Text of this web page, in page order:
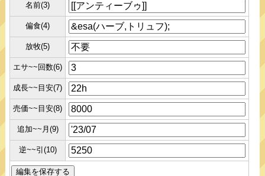
名前(3)
偏食(4)
放牧(5)
エサ~~回数(6)
成長~~目安(7)
売価~~目安(8)
追加~~月(9)
逆~~引(10)